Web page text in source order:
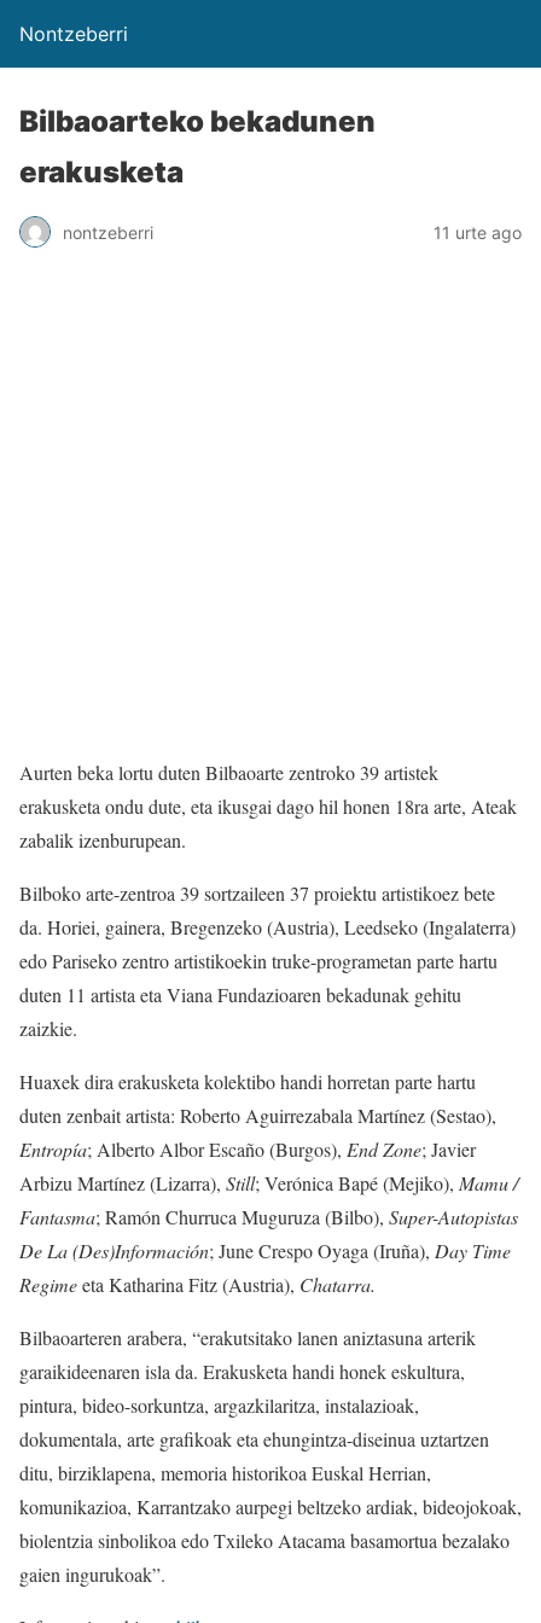
Nontzeberri
Bilbaoarteko bekadunen
erakusketa
nontzeberri 11 urte ago
Aurten beka lortu duten Bilbaoarte zentroko 39 artistek
erakusketa ondu dute, eta ikusgai dago hil honen 18ra arte, Ateak
zabalik izenburupean.
Bilboko arte-zentroa 39 sortzaileen 37 proiektu artistikoez bete
da. Horiei, gainera, Bregenzeko (Austria), Leedseko (Ingalaterra)
edo Pariseko zentro artistikoekin truke-programetan parte hartu
duten 11 artista eta Viana Fundazioaren bekadunak gehitu
zaizkie.
Huaxek dira erakusketa kolektibo handi horretan parte hartu
duten zenbait artista: Roberto Aguirrezabala Martínez (Sestao),
Entropía; Alberto Albor Escaño (Burgos), End Zone; Javier
Arbizu Martínez (Lizarra), Still; Verónica Bapé (Mejiko), Mamu /
Fantasma; Ramón Churruca Muguruza (Bilbo), Super-Autopistas
De La (Des)Información; June Crespo Oyaga (Iruña), Day Time
Regimeeta Katharina Fitz (Austria), Chatarra.
Bilbaoarteren arabera, “erakutsitako lanen aniztasuna arterik
garaikideenaren isla da. Erakusketa handi honek eskultura,
pintura, bideo-sorkuntza, argazkilaritza, instalazioak,
dokumentala, arte grafikoak eta ehungintza-diseinua uztartzen
ditu, birziklapena, memoria historikoa Euskal Herrian,
komunikazioa, Karrantzako aurpegi beltzeko ardiak, bideojokoak,
biolentzia sinbolikoa edo Txileko Atacama basamortua bezalako
gaien ingurukoak”.